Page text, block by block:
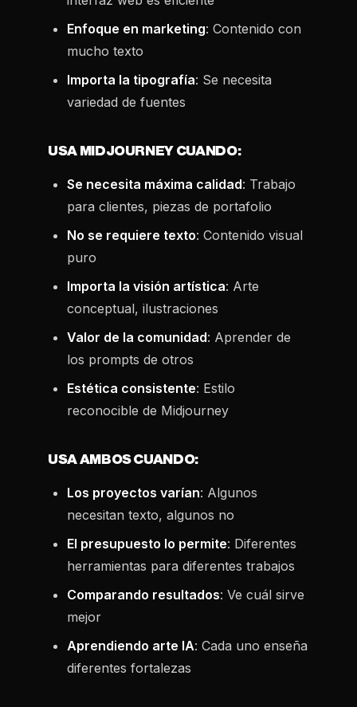
Enfoque en marketing: Contenido con
mucho texto
Importa la tipografía: Se necesita
variedad de fuentes
USA MIDJOURNEY CUANDO:
Se necesita máxima calidad: Trabajo
para clientes, piezas de portafolio
No se requiere texto: Contenido visual
puro
Importa la visión artística: Arte
conceptual, ilustraciones
Valor de la comunidad: Aprender de
los prompts de otros
Estética consistente: Estilo
reconocible de Midjourney
USA AMBOS CUANDO:
Los proyectos varían: Algunos
necesitan texto, algunos no
El presupuesto lo permite: Diferentes
herramientas para diferentes trabajos
Comparando resultados: Ve cuál sirve
mejor
Aprendiendo arte IA: Cada uno enseña
diferentes fortalezas